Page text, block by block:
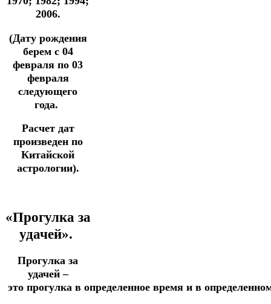
2006.
(Дату рождения
берем с 04
февраля по 03
февраля
следующего
года.
Расчет дат
произведен по
Китайской
астрологии).
«Прогулка за
удачей».
Прогулка за
удачей –
это прогулка в определенное время и в